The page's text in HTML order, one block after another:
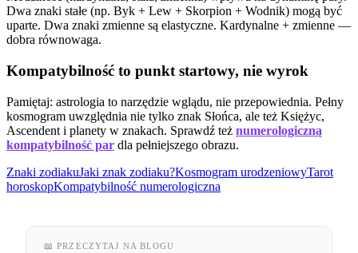
Dwa znaki stałe (np. Byk + Lew + Skorpion + Wodnik) mogą być
uparte. Dwa znaki zmienne są elastyczne. Kardynalne + zmienne —
dobra równowaga.
Kompatybilność to punkt startowy, nie wyrok
Pamiętaj: astrologia to narzędzie wglądu, nie przepowiednia. Pełny
kosmogram uwzględnia nie tylko znak Słońca, ale też Księżyc,
Ascendent i planety w znakach. Sprawdź też numerologiczną
kompatybilność par dla pełniejszego obrazu.
Znaki zodiakuJaki znak zodiaku?Kosmogram urodzeniowyTarot
horoskopKompatybilność numerologiczna
📖 PRZECZYTAJ NA BLOGU